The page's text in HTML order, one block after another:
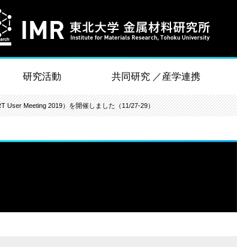
研究活動 共同研究 ／産学連携
User Meeting 2019）を開催しました（11/27-29）